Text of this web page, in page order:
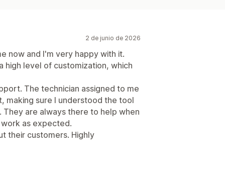
2 de junio de 2026
now and I'm very happy with it.
high level of customization, which
The technician assigned to me
making sure I understood the tool
are always there to help when
as expected.
their customers. Highly